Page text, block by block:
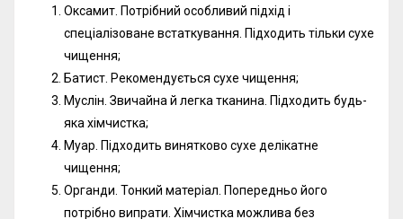
Оксамит. Потрібний особливий підхід і
спеціалізоване встаткування. Підходить тільки сухе
чищення;
Батист. Рекомендується сухе чищення;
Муслін. Звичайна й легка тканина. Підходить будь-
яка хімчистка;
Муар. Підходить винятково сухе делікатне
чищення;
Органди. Тонкий матеріал. Попередньо його
потрібно випрати. Хімчистка можлива без